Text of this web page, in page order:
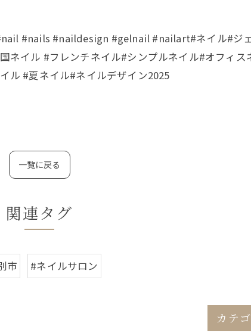
#nails #naildesign #gelnail #nailart#ネイル#ジ
イル #フレンチネイル#シンプルネイル#オフィス
ル #夏ネイル#ネイルデザイン2025
一覧に戻る
関連タグ
市 #ネイルサロン
カテ